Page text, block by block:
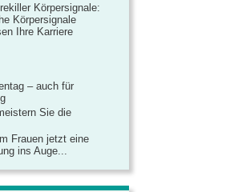
Körpersignale:
Körpersignale
Ihre Karriere
– auch für
Sie die
Frauen jetzt eine
ins Auge...